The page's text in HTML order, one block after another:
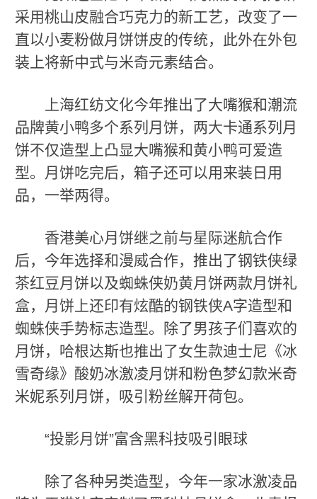
采用桃山皮融合巧克力的新工艺，改变了一
直以小麦粉做月饼饼皮的传统，此外在外包
装上将新中式与米奇元素结合。
上海红纺文化今年推出了大嘴猴和潮流
品牌黄小鸭多个系列月饼，两大卡通系列月
饼不仅造型上凸显大嘴猴和黄小鸭可爱造
型。月饼吃完后，箱子还可以用来装日用
品，一举两得。
香港美心月饼继之前与星际迷航合作
后，今年选择和漫威合作，推出了钢铁侠绿
茶红豆月饼以及蜘蛛侠奶黄月饼两款月饼礼
盒，月饼上还印有炫酷的钢铁侠A字造型和
蜘蛛侠手势标志造型。除了男孩子们喜欢的
月饼，哈根达斯也推出了女生款迪士尼《冰
雪奇缘》酸奶冰激凌月饼和粉色梦幻款米奇
米妮系列月饼，吸引粉丝解开荷包。
“投影月饼”富含黑科技吸引眼球
除了各种另类造型，今年一家冰激凌品